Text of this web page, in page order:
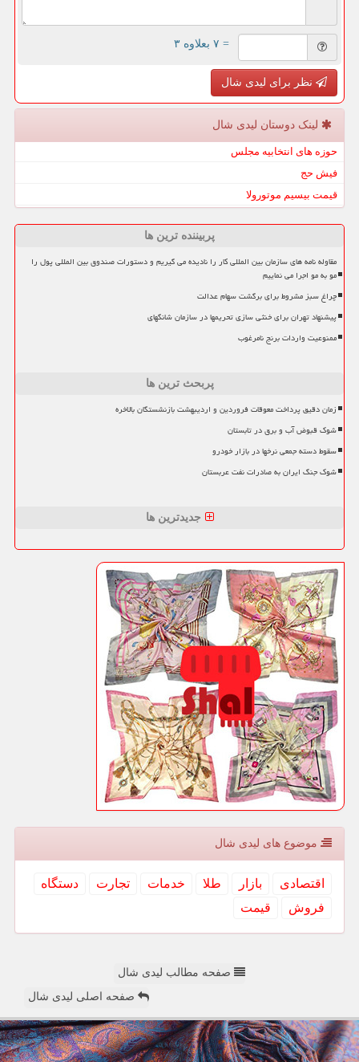
= ۷ بعلاوه ۳
نظر برای لیدی شال
لینک دوستان لیدی شال
حوزه های انتخابیه مجلس
فیش حج
قیمت بیسیم موتورولا
پربیننده ترین ها
مقاوله نامه های سازمان بین المللی کار را نادیده می گیریم و دستورات صندوق بین المللی پول را
مو به مو اجرا می نماییم
چراغ سبز مشروط برای برگشت سهام عدالت
پیشنهاد تهران برای خنثی سازی تحریمها در سازمان شانگهای
ممنوعیت واردات برنج نامرغوب
پربحث ترین ها
زمان دقیق پرداخت معوقات فروردین و اردیبهشت بازنشستگان بالاخره
شوک قبوض آب و برق در تابستان
سقوط دسته جمعی نرخها در بازار خودرو
شوک جنگ ایران به صادرات نفت عربستان
جدیدترین ها
موضوع های لیدی شال
اقتصادی بازار طلا خدمات تجارت
دستگاه
فروش
قیمت
صفحه مطالب لیدی شال
صفحه اصلی لیدی شال